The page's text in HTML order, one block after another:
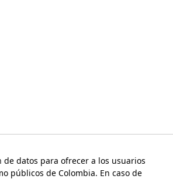
datos para ofrecer a los usuarios
públicos de Colombia. En caso de